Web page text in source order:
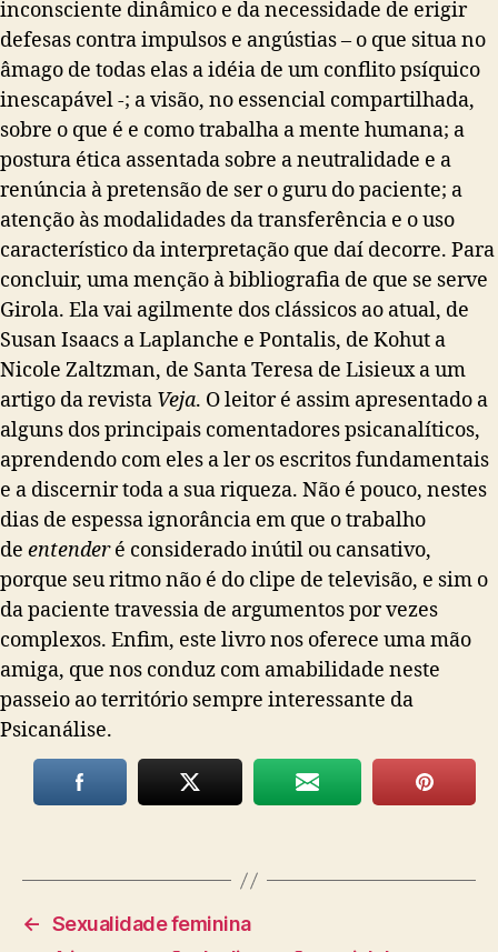
inconsciente dinâmico e da necessidade de erigir
defesas contra impulsos e angústias – o que situa no
âmago de todas elas a idéia de um conflito psíquico
inescapável -; a visão, no essencial compartilhada,
sobre o que é e como trabalha a mente humana; a
postura ética assentada sobre a neutralidade e a
renúncia à pretensão de ser o guru do paciente; a
atenção às modalidades da transferência e o uso
característico da interpretação que daí decorre. Para
concluir, uma menção à bibliografia de que se serve
Girola. Ela vai agilmente dos clássicos ao atual, de
Susan Isaacs a Laplanche e Pontalis, de Kohut a
Nicole Zaltzman, de Santa Teresa de Lisieux a um
artigo da revista Veja. O leitor é assim apresentado a
alguns dos principais comentadores psicanalíticos,
aprendendo com eles a ler os escritos fundamentais
e a discernir toda a sua riqueza. Não é pouco, nestes
dias de espessa ignorância em que o trabalho
de entenderé considerado inútil ou cansativo,
porque seu ritmo não é do clipe de televisão, e sim o
da paciente travessia de argumentos por vezes
complexos. Enfim, este livro nos oferece uma mão
amiga, que nos conduz com amabilidade neste
passeio ao território sempre interessante da
Psicanálise.
← Sexualidade feminina